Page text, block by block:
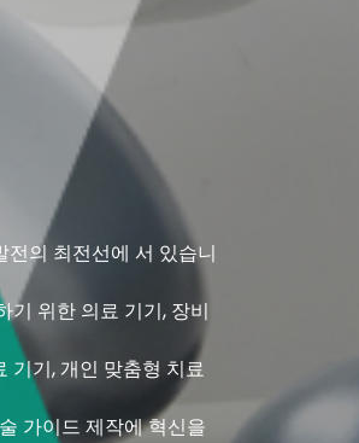
의 최전선에 서 있습니
기 위한 의료 기기, 장비
기기, 개인 맞춤형 치료
가이드 제작에 혁신을